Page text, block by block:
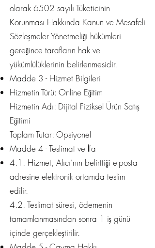
olarak 6502 sayılı Tüketicinin
Korunması Hakkında Kanun ve Mesafeli
Sözleşmeler Yönetmeliği hükümleri
gereğince tarafların hak ve
yükümlülüklerinin belirlenmesidir.
Madde 3 - Hizmet Bilgileri
Hizmetin Türü: Online Eğitim
Hizmetin Adı: Dijital Fiziksel Ürün Satış
Eğitimi
Toplam Tutar: Opsiyonel
Madde 4 - Teslimat ve İfa
4.1. Hizmet, Alıcı’nın belirttiği e-posta
adresine elektronik ortamda teslim
edilir.
4.2. Teslimat süresi, ödemenin
tamamlanmasından sonra 1 iş günü
içinde gerçekleştirilir.